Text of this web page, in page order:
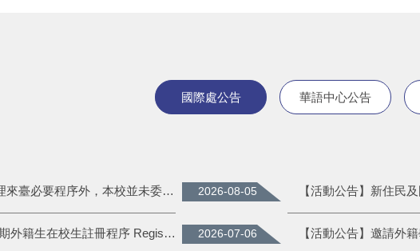
國際處公告 華語中心公告
📢 除宣傳、推廣及協助學生辦理來臺必要程序外，本校並未委外辦理招生事務 2026-08-05
【註冊公告】115學年度第一學期外籍生在校生註冊程序 Registration Procedures for International Students — First Semester of Academic Year 2026-2027 2026-07-06